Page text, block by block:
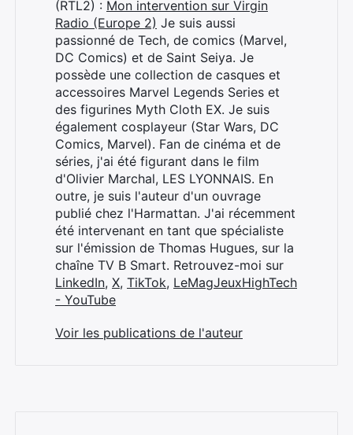
(RTL2) : Mon intervention sur Virgin
Radio (Europe 2) Je suis aussi
passionné de Tech, de comics (Marvel,
DC Comics) et de Saint Seiya. Je
possède une collection de casques et
accessoires Marvel Legends Series et
des figurines Myth Cloth EX. Je suis
également cosplayeur (Star Wars, DC
Comics, Marvel). Fan de cinéma et de
séries, j'ai été figurant dans le film
d'Olivier Marchal, LES LYONNAIS. En
outre, je suis l'auteur d'un ouvrage
publié chez l'Harmattan. J'ai récemment
été intervenant en tant que spécialiste
sur l'émission de Thomas Hugues, sur la
chaîne TV B Smart. Retrouvez-moi sur
LinkedIn, X, TikTok, LeMagJeuxHighTech
- YouTube
Voir les publications de l'auteur